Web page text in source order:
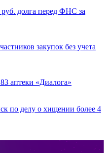
долга перед ФНС за
закупок без учета
аптеки «Диалога»
по делу о хищении более 4